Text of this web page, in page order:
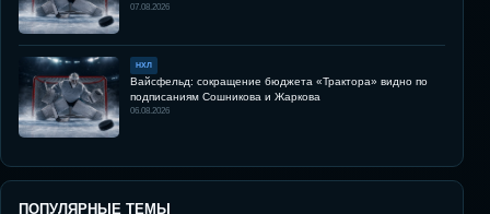
07.08.2026
НХЛ
Вайсфельд: сокращение бюджета «Трактора» видно по
подписаниям Сошникова и Жаркова
06.08.2026
ПОПУЛЯРНЫЕ ТЕМЫ